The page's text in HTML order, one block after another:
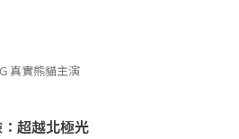
真實熊貓主演
超越北極光